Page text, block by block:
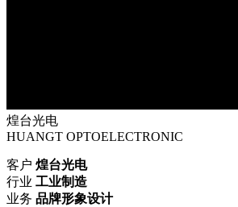
煌台光电
HUANGT OPTOELECTRONIC
客户 煌台光电
行业 工业制造
业务 品牌形象设计